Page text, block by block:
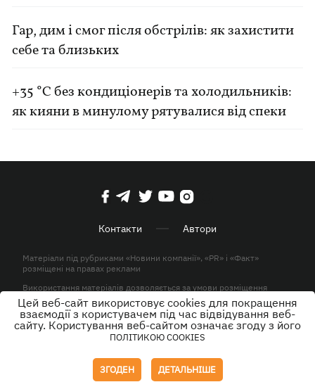
Гар, дим і смог після обстрілів: як захистити
себе та близьких
+35 °C без кондиціонерів та холодильників:
як кияни в минулому рятувалися від спеки
Контакти Автори
Матеріали під рубриками «Новини компанії», «PR» і «Факт»
розміщені на правах реклами
Використання матеріалів дозволяється за умови розміщення
активного гіперпосилання на KP.UA в першому абзаці.
© ТОВ «ЮЛАВ МЕДІА» 2026. Всі права захищені.
Цей веб-сайт використовує cookies для покращення
взаємодії з користувачем під час відвідування веб-
сайту. Користування веб-сайтом означає згоду з його
ПОЛІТИКОЮ COOKIES
ЗГОДЕН ДЕТАЛЬНІШЕ